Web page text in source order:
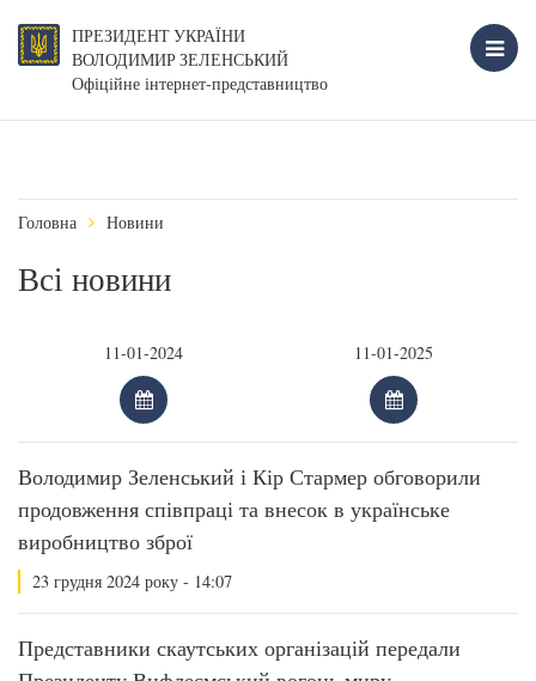
ПРЕЗИДЕНТ УКРАЇНИ
ВОЛОДИМИР ЗЕЛЕНСЬКИЙ
Офіційне інтернет-представництво
Головна Новини
Всі новини
Володимир Зеленський і Кір Стармер обговорили
продовження співпраці та внесок в українське
виробництво зброї
23 грудня 2024 року - 14:07
Представники скаутських організацій передали